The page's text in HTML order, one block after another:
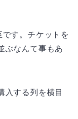
す。チケットを
ぶなんて事もあ
入する列を横目